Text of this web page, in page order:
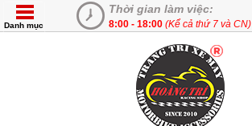
Thời gian làm việc:
8:00 - 18:00 (Kể cả thứ 7 và CN)
Danh mục